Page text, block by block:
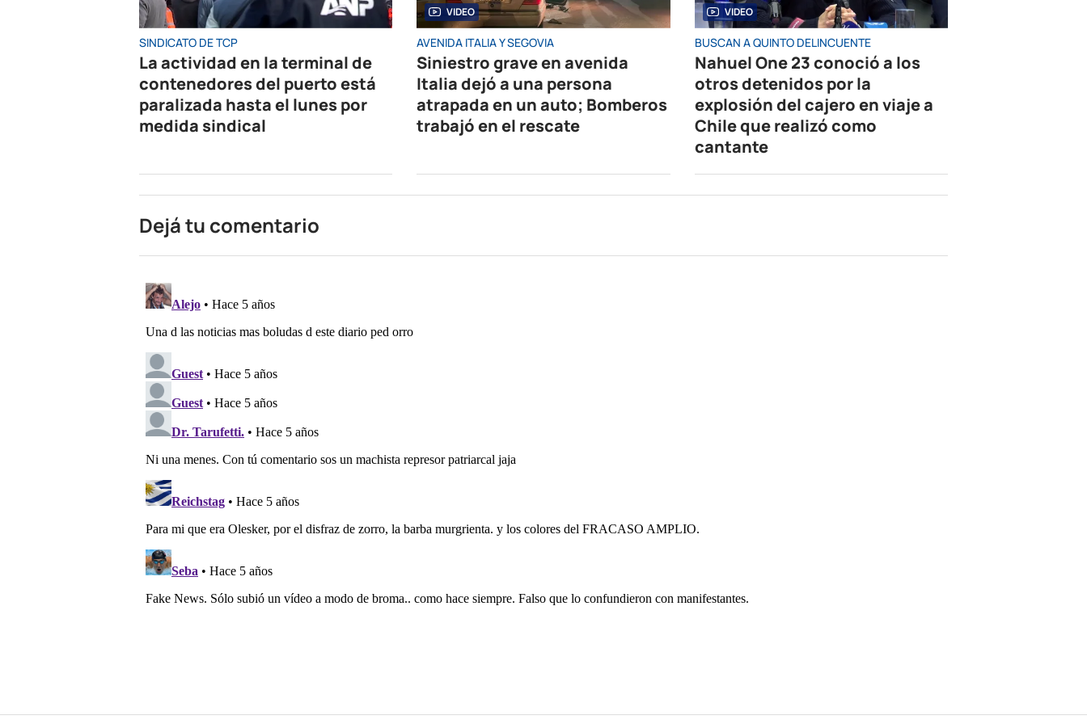
SINDICATO DE TCP
La actividad en la terminal de
contenedores del puerto está
paralizada hasta el lunes por
medida sindical
VIDEO
AVENIDA ITALIA Y SEGOVIA
Siniestro grave en avenida
Italia dejó a una persona
atrapada en un auto; Bomberos
trabajó en el rescate
VIDEO
BUSCAN A QUINTO DELINCUENTE
Nahuel One 23 conoció a los
otros detenidos por la
explosión del cajero en viaje a
Chile que realizó como
cantante
Dejá tu comentario